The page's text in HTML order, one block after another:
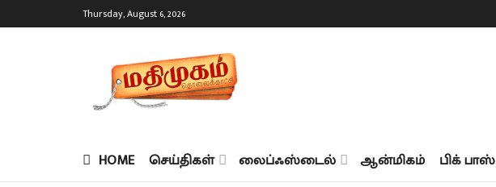
Thursday, August 6, 2026
HOME செய்திகள் லைப்ஃஸ்டைல் ஆன்மிகம் பிக் பாஸ்